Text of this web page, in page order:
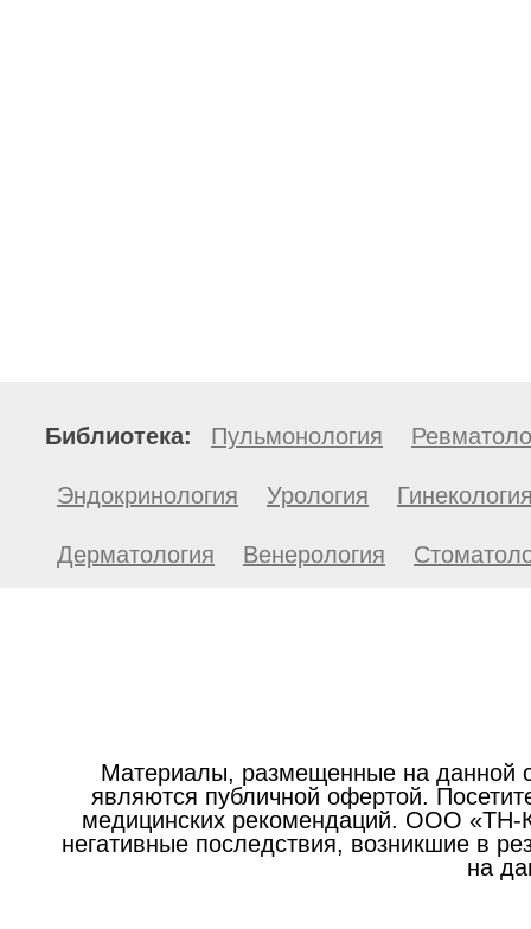
Библиотека: Пульмонология
Эндокринология Урология
Дерматология Венерология
Материалы, размещенные на данной
являются публичной офертой.
медицинских рекомендаций. ООО «ТН-
негативные последствия, возникшие в
на